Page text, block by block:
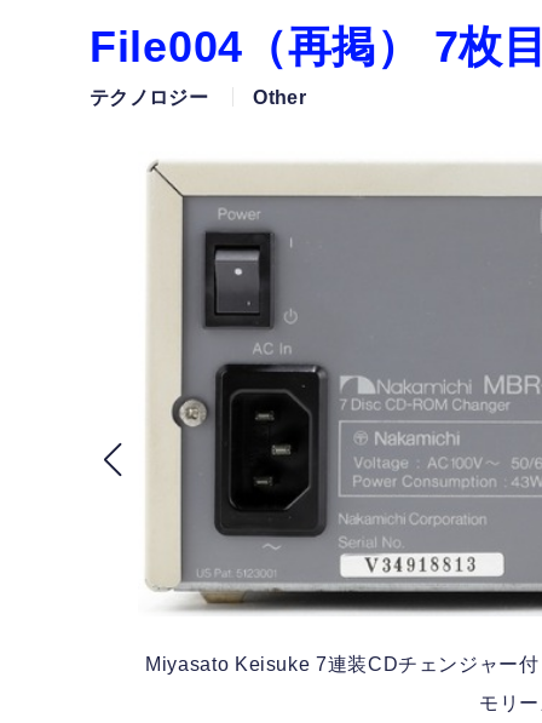
File004（再掲） 7枚
テクノロジー Other
Miyasato Keisuke 7連装CDチェンジャー
モリ